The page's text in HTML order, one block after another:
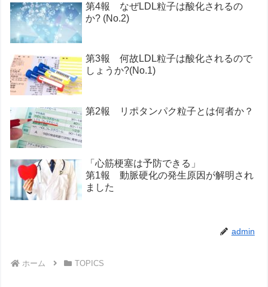
第4報 なぜLDL粒子は酸化されるの
か? (No.2)
第3報 何故LDL粒子は酸化されるので
しょうか?(No.1)
第2報 リポタンパク粒子とは何者か？
「心筋梗塞は予防できる」
第1報 動脈硬化の発生原因が解明され
ました
admin
ホーム TOPICS